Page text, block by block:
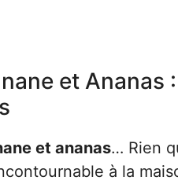
et Ananas
et ananas… Rien
à la